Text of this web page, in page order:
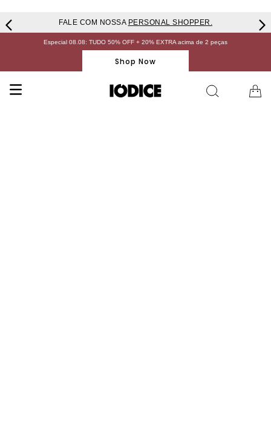
FALE COM NOSSA PERSONAL SHOPPER.
Especial 08.08: TUDO 50% OFF + 20% EXTRA acima de 2 peças
Shop Now